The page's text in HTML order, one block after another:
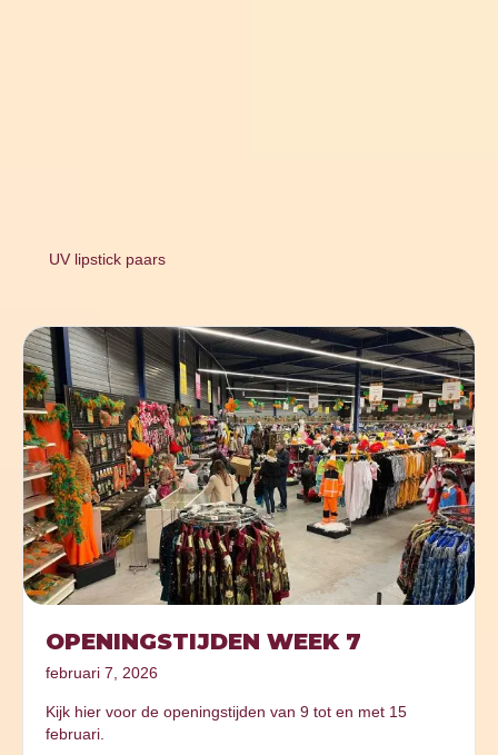
UV lipstick paars
OPENINGSTIJDEN WEEK 7
februari 7, 2026
Kijk hier voor de openingstijden van 9 tot en met 15
februari.